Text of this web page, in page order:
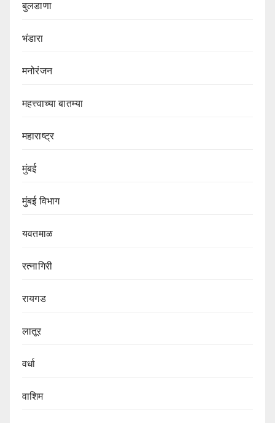
बुलडाणा
भंडारा
मनोरंजन
महत्त्वाच्या बातम्या
महाराष्ट्र
मुंबई
मुंबई विभाग‌
यवतमाळ
रत्नागिरी
रायगड
लातूर
वर्धा
वाशिम